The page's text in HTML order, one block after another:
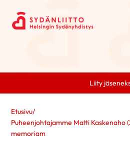
Liity
Etusivu/
Puheenjohtajamme Matti Kaskenaho
memoriam